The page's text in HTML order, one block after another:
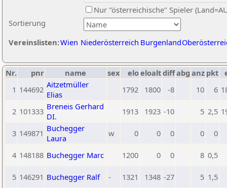
Sortierung
Nur "österreichische" Spieler
Vereinslisten:Wien Niederösterreich Burgenland
Nr. pnr name sex eloeloaltdiffabg anz pkt
1 144692 Aitzetmüller
Elias
1792 1800 -8 10 6
2 101333 Breneis Gerhard
DI.
1913 1923 -10 5 2,5
3 149871 Buchegger
Laura
w 0 0 0 0 0
4 148188 Buchegger Marc 1200 0 0 8 0,5
5 146291 Buchegger Ralf - 1321 1348 -27 5 1,5